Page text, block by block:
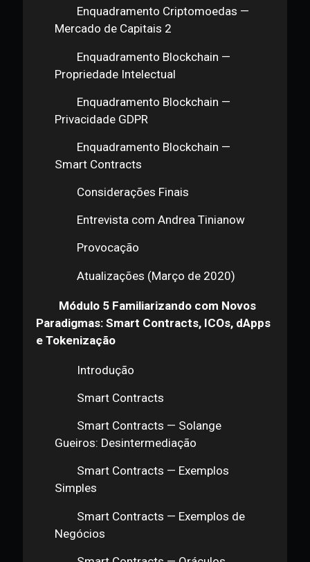
Enquadramento Criptomoedas
Enquadramento Criptomoedas —
Bancário e Financeiro 1
Enquadramento Criptomoedas —
Mercado de Capitais
Enquadramento Criptomoedas —
Tributário
Enquadramento Criptomoedas —
Concorrencial
Enquadramento Criptomoedas —
Família e Sucessão
Enquadramento Blockchain —
Bancário e Financeiro 2
Enquadramento Criptomoedas —
Mercado de Capitais 2
Enquadramento Blockchain —
Propriedade Intelectual
Enquadramento Blockchain —
Privacidade GDPR
Enquadramento Blockchain —
Smart Contracts